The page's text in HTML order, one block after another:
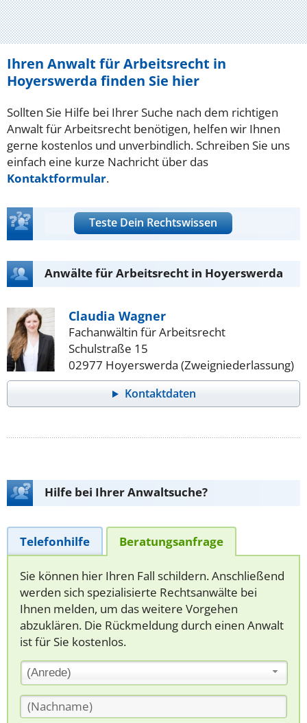
Ihren Anwalt für Arbeitsrecht in
Hoyerswerda finden Sie hier
Sollten Sie Hilfe bei Ihrer Suche nach dem richtigen
Anwalt für Arbeitsrecht benötigen, helfen wir Ihnen
gerne kostenlos und unverbindlich. Schreiben Sie uns
einfach eine kurze Nachricht über das
Kontaktformular.
Teste Dein Rechtswissen
Anwälte für Arbeitsrecht in Hoyerswerda
Claudia Wagner
Fachanwältin für Arbeitsrecht
Schulstraße 15
02977 Hoyerswerda (Zweigniederlassung)
Kontaktdaten
Hilfe bei Ihrer Anwaltsuche?
Telefonhilfe Beratungsanfrage
Sie können hier Ihren Fall schildern. Anschließend
werden sich spezialisierte Rechtsanwälte bei
Ihnen melden, um das weitere Vorgehen
abzuklären. Die Rückmeldung durch einen Anwalt
ist für Sie kostenlos.
(Anrede)